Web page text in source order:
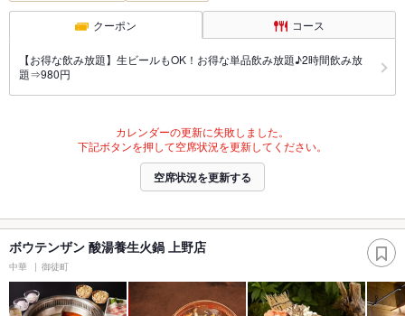
クーポン コース
【お得な飲み放題】生ビールもOK！お得な単品飲み放題♪2時間飲み放
題⇒980円
カレンダーの更新に失敗しました。
下記ボタンを押して空席状況を更新してください。
空席状況を更新する
ボウテンザン 酸湯養生火鍋 上野店
中華 御徒町